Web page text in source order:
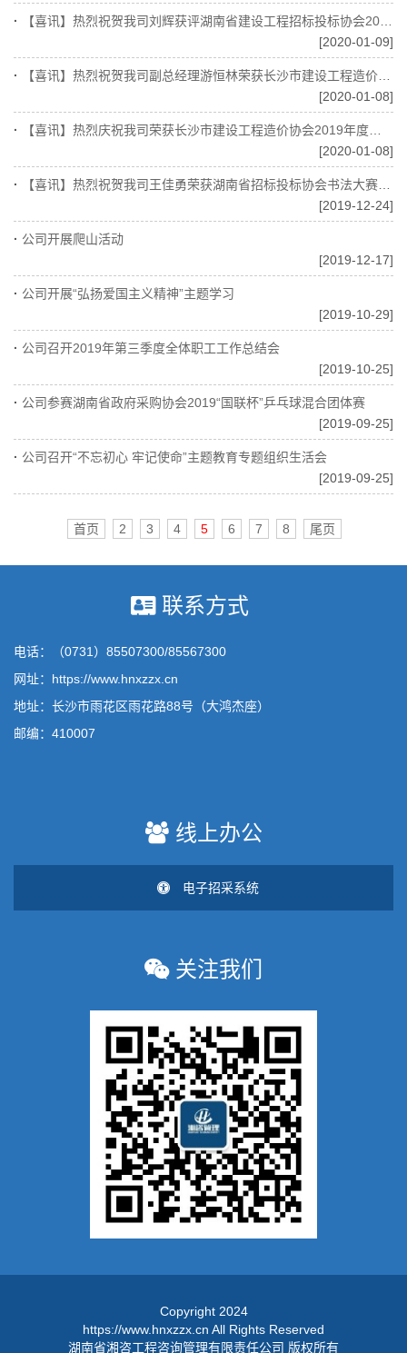
·
【喜讯】热烈祝贺我司刘辉获评湖南省建设工程招标投标协会2019年度优秀联络员
[2020-01-09]
·
【喜讯】热烈祝贺我司副总经理游恒林荣获长沙市建设工程造价协会优秀注册造价工程师
[2020-01-08]
·
【喜讯】热烈庆祝我司荣获长沙市建设工程造价协会2019年度工程造价咨询优秀单位
[2020-01-08]
·
【喜讯】热烈祝贺我司王佳勇荣获湖南省招标投标协会书法大赛二等奖
[2019-12-24]
· 公司开展爬山活动
[2019-12-17]
· 公司开展“弘扬爱国主义精神”主题学习
[2019-10-29]
· 公司召开2019年第三季度全体职工工作总结会
[2019-10-25]
· 公司参赛湖南省政府采购协会2019“国联杯”乒乓球混合团体赛
[2019-09-25]
· 公司召开“不忘初心 牢记使命”主题教育专题组织生活会
[2019-09-25]
首页 2 3 4 5 6 7 8 尾页
联系方式
电话：（0731）85507300/85567300
网址：https://www.hnxzzx.cn
地址：长沙市雨花区雨花路88号（大鸿杰座）
邮编：410007
线上办公
电子招采系统
关注我们
Copyright 2024
https://www.hnxzzx.cn All Rights Reserved
湖南省湘咨工程咨询管理有限责任公司 版权所有